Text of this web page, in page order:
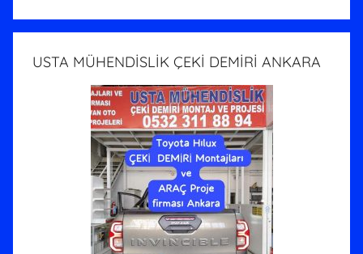
USTA MÜHENDİSLİK ÇEKİ DEMİRİ ANKARA